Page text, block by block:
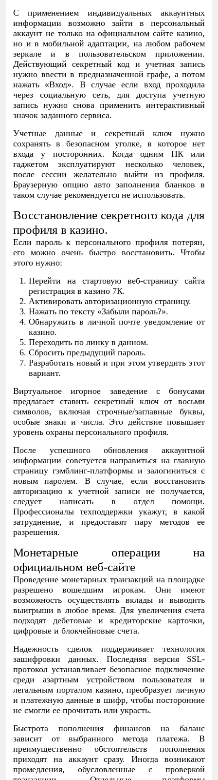
С применением индивидуальных аккаунтных
информации возможно зайти в персональный
аккаунт не только на официальном сайте казино,
но и в мобильной адаптации, на любом рабочем
зеркале и в пользовательском приложении.
Действующий секретный код и учетная запись
нужно ввести в предназначенной графе, а потом
нажать «Вход». В случае если вход проходила
через социальную сеть, для доступа учетную
запись нужно снова применить интерактивный
значок заданного сервиса.
Учетные данные и секретный ключ нужно
сохранять в безопасном уголке, в которое нет
входа у посторонних. Когда одним ПК или
гаджетом эксплуатируют несколько человек,
после сессии желательно выйти из профиля.
Браузерную опцию авто заполнения бланков в
таком случае рекомендуется не использовать.
Восстановление секретного кода для
профиля в казино.
Если пароль к персонального профиля потерян,
его можно очень быстро восстановить. Чтобы
этого нужно:
Перейти на стартовую веб-страницу сайта
регистрация в казино 7К.
Активировать авторизационную страницу.
Нажать по тексту «Забыли пароль?».
Обнаружить в личной почте уведомление от
казино.
Переходить по линку в данном.
Сбросить предыдущий пароль.
Разработать новый и при этом утвердить этот
вариант.
Виртуальное игорное заведение с бонусами
предлагает ставить секретный ключ от восьми
символов, включая строчные/заглавные буквы,
особые знаки и числа. Это действие повышает
уровень охраны персонального профиля.
После успешного обновления аккаунтной
информации советуется направиться на главную
страницу гэмблинг-платформы и залогиниться с
новым паролем. В случае, если восстановить
авторизацию к учетной записи не получается,
следует написать в отдел помощи.
Профессионалы техподдержки укажут, в какой
затруднение, и предоставят пару методов ее
разрешения.
Монетарные операции на
официальном веб-сайте
Проведение монетарных транзакций на площадке
разрешено вошедшим игрокам. Они имеют
возможность осуществлять вклады и выводить
выигрыши в любое время. Для увеличения счета
подходят дебетовые и кредиторские карточки,
цифровые и блокчейновые счета.
Надежность сделок поддерживает технология
зашифровки данных. Последняя версия SSL-
протокол устанавливает безопасное подключение
среди азартным устройством пользователя и
легальным порталом казино, преобразует личную
и платежную данные в шифр, чтобы посторонние
не смогли ее прочитать или украсть.
Быстрота пополнения финансов на баланс
зависит от выбранного метода платежа. В
преимущественно обстоятельств пополнения
приходят на аккаунт сразу. Иногда возникают
промедления, обусловленные с проверкой